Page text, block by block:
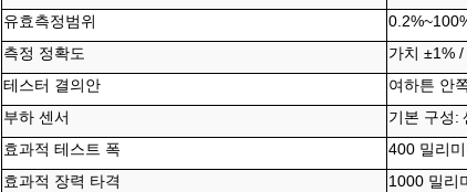
유효측정범위
0.2%~
측정 정확도
가치 ±1%
테스터 결의안
여하튼 안
부하 센서
기본 구성:
효과적 테스트 폭
400 밀리
효과적 장력 타격
1000 밀리